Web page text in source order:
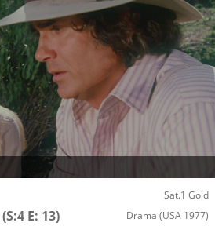
Sat.1 Gold
(S:4 E: 13) Drama (USA 1977)